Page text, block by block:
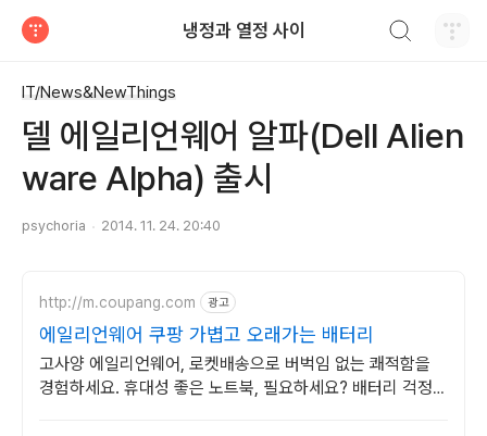
냉정과 열정 사이
IT/News&NewThings
델 에일리언웨어 알파(Dell Alien
ware Alpha) 출시
psychoria 2014. 11. 24. 20:40
http://m.coupang.com 광고
에일리언웨어 쿠팡 가볍고 오래가는 배터리
고사양 에일리언웨어, 로켓배송으로 버벅임 없는 쾌적함을
경험하세요. 휴대성 좋은 노트북, 필요하세요? 배터리 걱정